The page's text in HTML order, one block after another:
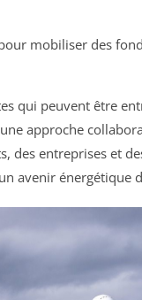
mobiliser des
qui peuvent être
approche
des entreprises et
avenir énergétique